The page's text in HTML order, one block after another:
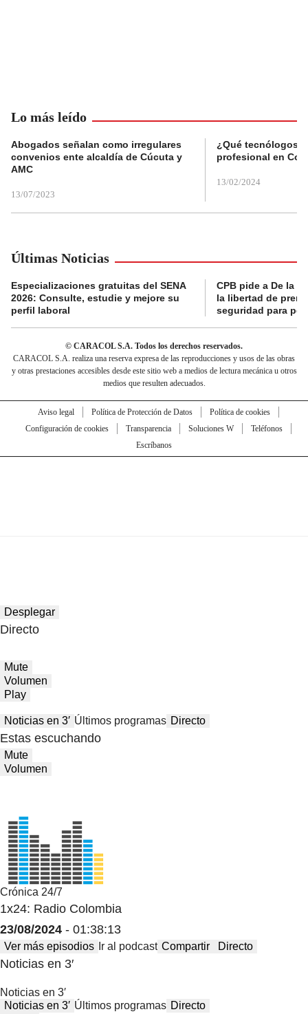
Lo más leído
Abogados señalan como irregulares
convenios ente alcaldía de Cúcuta y
AMC
13/07/2023
¿Qué tecnólogos
profesional en
13/02/2024
Últimas Noticias
Especializaciones gratuitas del SENA
2026: Consulte, estudie y mejore su
perfil laboral
CPB pide a De la
la libertad de
seguridad para
© CARACOL S.A. Todos los derechos reservados.
CARACOL S.A. realiza una reserva expresa de las reproducciones y usos de las obras
y otras prestaciones accesibles desde este sitio web a medios de lectura mecánica u otros
medios que resulten adecuados.
Aviso legal Política de Protección de Datos
Política de cookies
Configuración de cookies
Transparencia Soluciones W
Teléfonos
Escríbanos
Desplegar
Directo
Mute
Volumen
Play
Noticias en 3′ Últimos programas Directo
Estas escuchando
Mute
Volumen
Crónica 24/7
1x24: Radio Colombia
23/08/2024 - 01:38:13
Ver más episodios Ir al podcast Compartir Directo
Noticias en 3′
Noticias en 3′
Noticias en 3′ Últimos programas Directo